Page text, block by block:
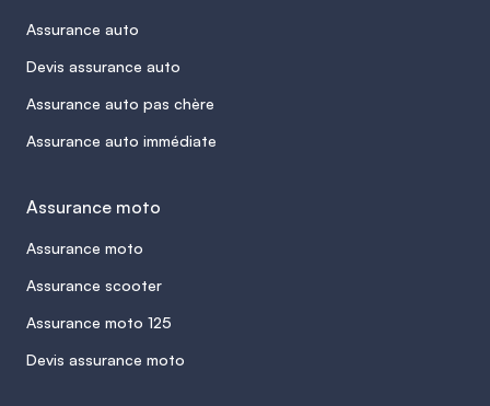
Assurance auto
Devis assurance auto
Assurance auto pas chère
Assurance auto immédiate
Assurance moto
Assurance moto
Assurance scooter
Assurance moto 125
Devis assurance moto